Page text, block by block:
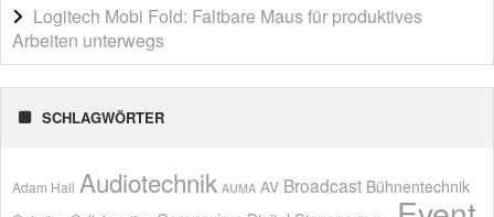
Logitech Mobi Fold: Faltbare Maus für produktives
Arbeiten unterwegs
SCHLAGWÖRTER
Adam Hall Audiotechnik AUMA AV Broadcast Bühnentechnik